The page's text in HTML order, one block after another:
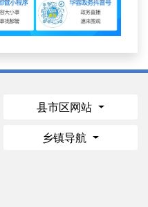
县市区网站
乡镇导航